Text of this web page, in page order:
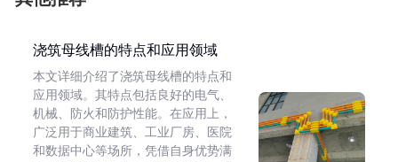
浇筑母线槽的特点和应用领域
本文详细介绍了浇筑母线槽的特点和
应用领域。其特点包括良好的电气、
机械、防火和防护性能。在应用上，
广泛用于商业建筑、工业厂房、医院
和数据中心等场所，凭借自身优势满